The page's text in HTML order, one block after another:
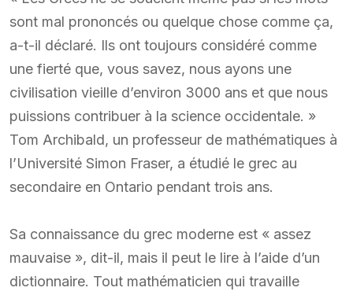
sont mal prononcés ou quelque chose comme ça,
a-t-il déclaré. Ils ont toujours considéré comme
une fierté que, vous savez, nous ayons une
civilisation vieille d’environ 3000 ans et que nous
puissions contribuer à la science occidentale. »
Tom Archibald, un professeur de mathématiques à
l’Université Simon Fraser, a étudié le grec au
secondaire en Ontario pendant trois ans.
Sa connaissance du grec moderne est « assez
mauvaise », dit-il, mais il peut le lire à l’aide d’un
dictionnaire. Tout mathématicien qui travaille